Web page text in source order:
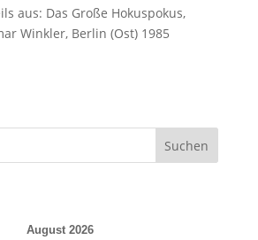
aus: Das Große Hokuspokus,
Winkler, Berlin (Ost) 1985
August 2026